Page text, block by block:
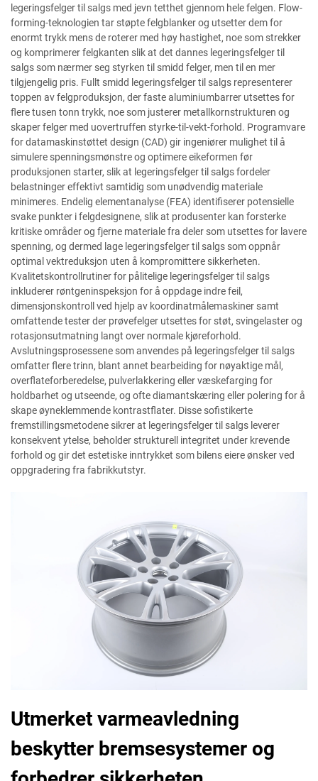
legeringsfelger til salgs med jevn tetthet gjennom hele felgen. Flow-
forming-teknologien tar støpte felgblanker og utsetter dem for
enormt trykk mens de roterer med høy hastighet, noe som strekker
og komprimerer felgkanten slik at det dannes legeringsfelger til
salgs som nærmer seg styrken til smidd felger, men til en mer
tilgjengelig pris. Fullt smidd legeringsfelger til salgs representerer
toppen av felgproduksjon, der faste aluminiumbarrer utsettes for
flere tusen tonn trykk, noe som justerer metallkornstrukturen og
skaper felger med uovertruffen styrke-til-vekt-forhold. Programvare
for datamaskinstøttet design (CAD) gir ingeniører mulighet til å
simulere spenningsmønstre og optimere eikeformen før
produksjonen starter, slik at legeringsfelger til salgs fordeler
belastninger effektivt samtidig som unødvendig materiale
minimeres. Endelig elementanalyse (FEA) identifiserer potensielle
svake punkter i felgdesignene, slik at produsenter kan forsterke
kritiske områder og fjerne materiale fra deler som utsettes for lavere
spenning, og dermed lage legeringsfelger til salgs som oppnår
optimal vektreduksjon uten å kompromittere sikkerheten.
Kvalitetskontrollrutiner for pålitelige legeringsfelger til salgs
inkluderer røntgeninspeksjon for å oppdage indre feil,
dimensjonskontroll ved hjelp av koordinatmålemaskiner samt
omfattende tester der prøvefelger utsettes for støt, svingelaster og
rotasjonsutmatning langt over normale kjøreforhold.
Avslutningsprosessene som anvendes på legeringsfelger til salgs
omfatter flere trinn, blant annet bearbeiding for nøyaktige mål,
overflateforberedelse, pulverlakkering eller væskefarging for
holdbarhet og utseende, og ofte diamantskæring eller polering for å
skape øyneklemmende kontrastflater. Disse sofistikerte
fremstillingsmetodene sikrer at legeringsfelger til salgs leverer
konsekvent ytelse, beholder strukturell integritet under krevende
forhold og gir det estetiske inntrykket som bilens eiere ønsker ved
oppgradering fra fabrikkutstyr.
Utmerket varmeavledning
beskytter bremsesystemer og